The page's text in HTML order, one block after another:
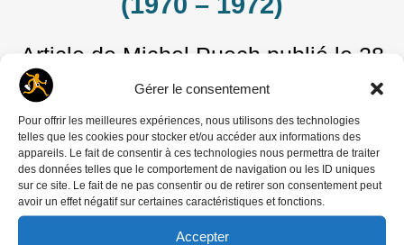
Gérer le consentement
Pour offrir les meilleures expériences, nous utilisons des technologies
telles que les cookies pour stocker et/ou accéder aux informations des
appareils. Le fait de consentir à ces technologies nous permettra de traiter
des données telles que le comportement de navigation ou les ID uniques
sur ce site. Le fait de ne pas consentir ou de retirer son consentement peut
avoir un effet négatif sur certaines caractéristiques et fonctions.
Accepter
Article de Michel Puech publié le 28
septembre 2022
HISTOIRES
Contribution à l’histoire de
l’Association Nationale des
Journalistes, Reporters,